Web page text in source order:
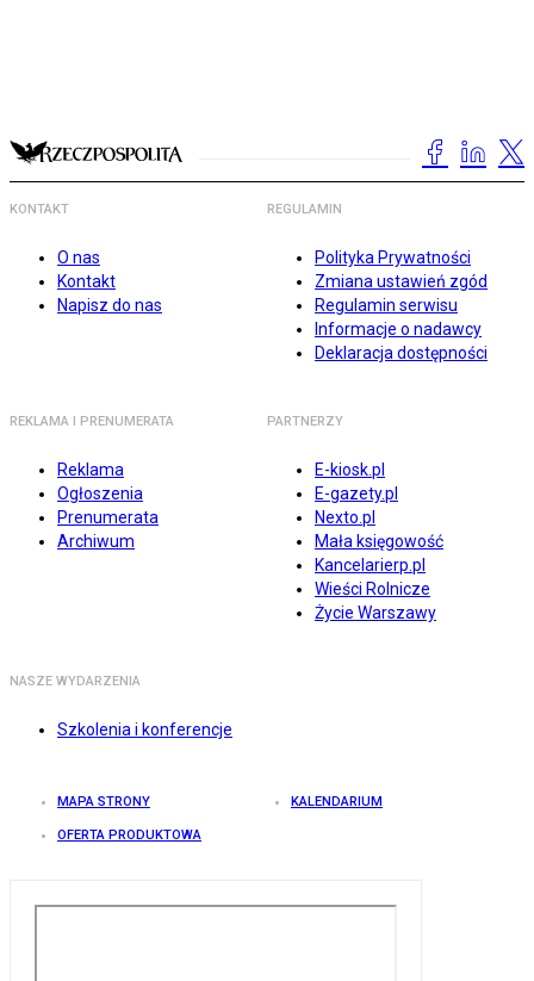
KONTAKT
O nas
Kontakt
Napisz do nas
REGULAMIN
Polityka Prywatności
Zmiana ustawień zgód
Regulamin serwisu
Informacje o nadawcy
Deklaracja dostępności
REKLAMA I PRENUMERATA
Reklama
Ogłoszenia
Prenumerata
Archiwum
PARTNERZY
E-kiosk.pl
E-gazety.pl
Nexto.pl
Mała księgowość
Kancelarierp.pl
Wieści Rolnicze
Życie Warszawy
NASZE WYDARZENIA
Szkolenia i konferencje
MAPA STRONY KALENDARIUM
OFERTA PRODUKTOWA